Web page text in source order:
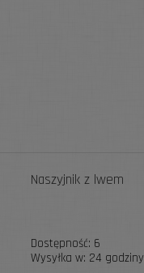
Naszyjnik z lwem
Dostępność: 6
Wysyłka w: 24 godziny